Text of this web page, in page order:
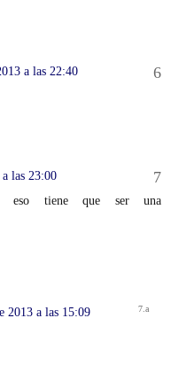
a las 22:40
las 23:00
eso tiene que ser una
2013 a las 15:09